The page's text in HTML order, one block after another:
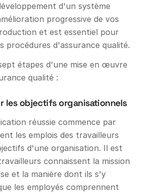
d'un système
progressive de vos
et est essentiel pour
procédures d'assurance qualité.
étapes d'une mise en œuvre
qualité :
les objectifs organisationnels
réussie commence par
les emplois des travailleurs
d'une organisation. Il est
connaissent la mission
et la manière dont ils s'y
les employés comprennent